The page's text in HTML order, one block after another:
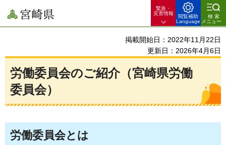
宮崎県
緊急・
災害情報
閲覧補助
Language
検索
メニュー
掲載開始日：2022年11月22日
更新日：2026年4月6日
労働委員会のご紹介（宮崎県労働
委員会）
労働委員会とは